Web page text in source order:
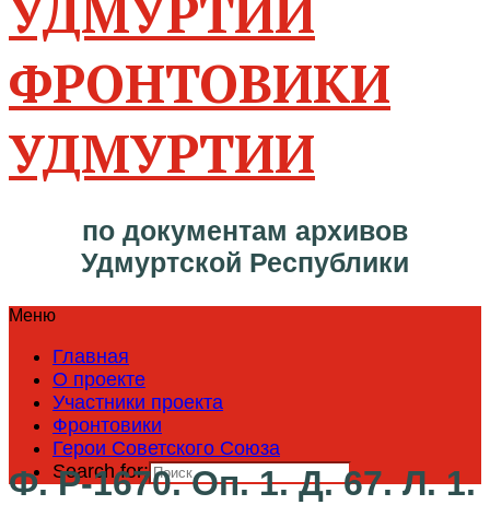
ФРОНТОВИКИ
УДМУРТИИ
по документам архивов
Удмуртской Республики
Меню
Главная
О проекте
Участники проекта
Фронтовики
Герои Советского Союза
Search for:
Ф. Р-1670. Оп. 1. Д. 67. Л. 1.